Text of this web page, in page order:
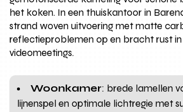
het koken. In een thuiskantoor in
strand woven uitvoering met matte
reflectieproblemen op en bracht rust
videomeetings.
Woonkamer: brede lamellen
lijnenspel en optimale lichtregie met